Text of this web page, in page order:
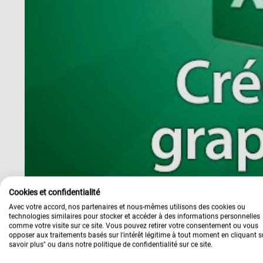
4 cours du soir en
Le format de notre formation est mixte présentiel
Vous participez à 4 ateliers de 2 heures un soir
mise en pratique, aussi toutes les explications se
ordinateur et refaites les exercices avec le prof.
vos questions et êtes ainsi sûrs d’avoir tout compris.
Complétés de cours
Cookies et confidentialité
Avec votre accord, nos partenaires et nous-mêmes utilisons des cookies ou
technologies similaires pour stocker et accéder à des informations personnelles
comme votre visite sur ce site. Vous pouvez retirer votre consentement ou vous
opposer aux traitements basés sur l'intérêt légitime à tout moment en cliquant
savoir plus" ou dans notre politique de confidentialité sur ce site.